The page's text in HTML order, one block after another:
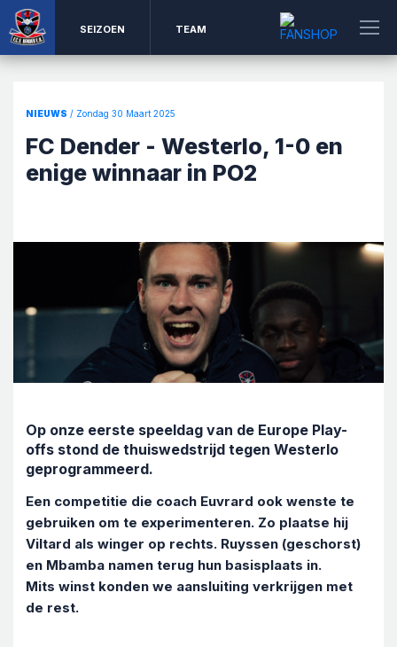
SEIZOEN TEAM
NIEUWS / Zondag 30 Maart 2025
FC Dender - Westerlo, 1-0 en
enige winnaar in PO2
Op onze eerste speeldag van de Europe Play-
offs stond de thuiswedstrijd tegen Westerlo
geprogrammeerd.
Een competitie die coach Euvrard ook wenste te
gebruiken om te experimenteren. Zo plaatse hij
Viltard als winger op rechts. Ruyssen (geschorst)
en Mbamba namen terug hun basisplaats in.
Mits winst konden we aansluiting verkrijgen met
de rest.